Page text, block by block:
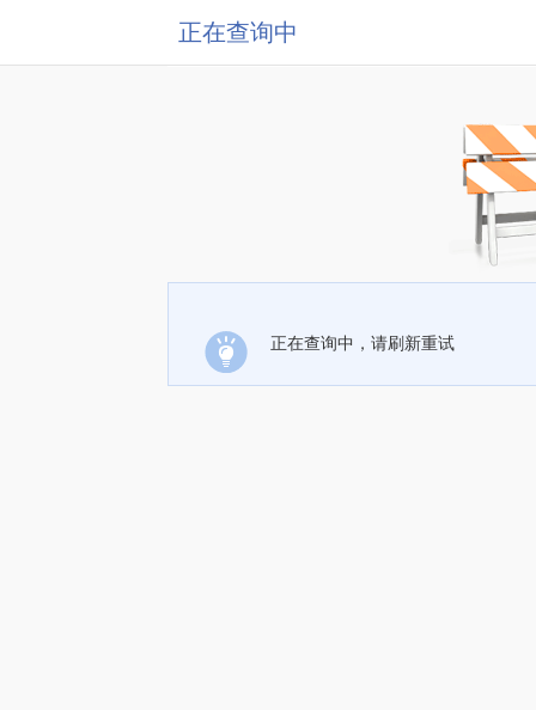
正在查询中
正在查询中，请刷新重试